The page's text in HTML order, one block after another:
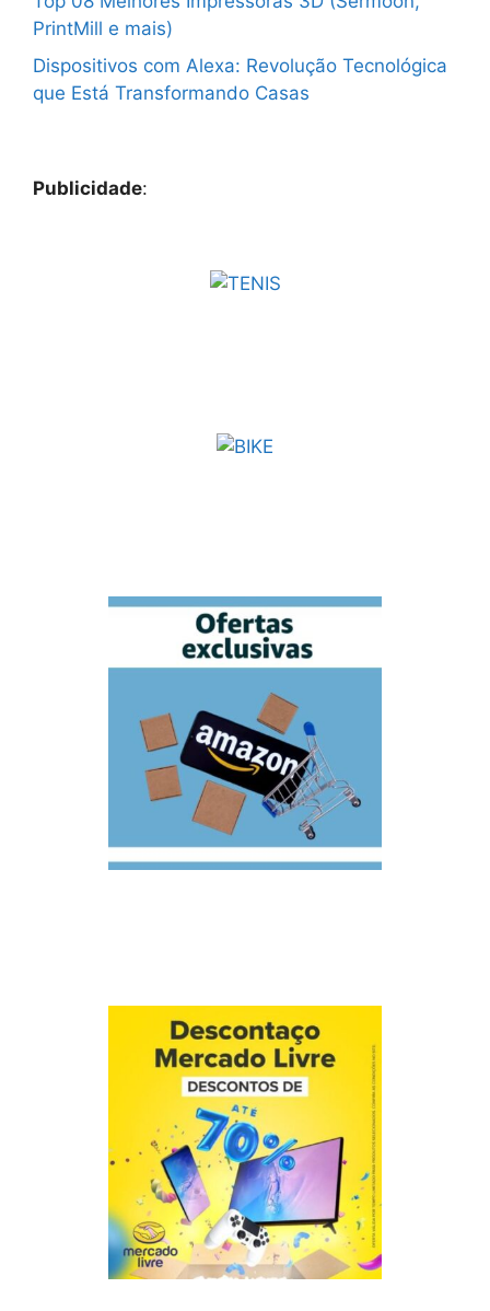
PrintMill e mais)
Dispositivos com Alexa: Revolução Tecnológica
que Está Transformando Casas
Publicidade: